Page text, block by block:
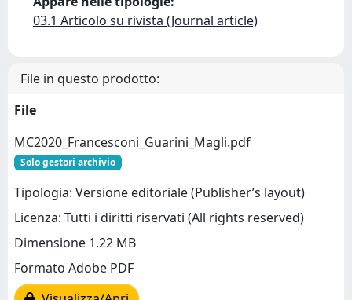
03.1 Articolo su rivista (Journal article)
File in questo prodotto:
File
MC2020_Francesconi_Guarini_Magli.pdf
Solo gestori archivio
Tipologia: Versione editoriale (Publisher’s layout)
Licenza: Tutti i diritti riservati (All rights reserved)
Dimensione 1.22 MB
Formato Adobe PDF